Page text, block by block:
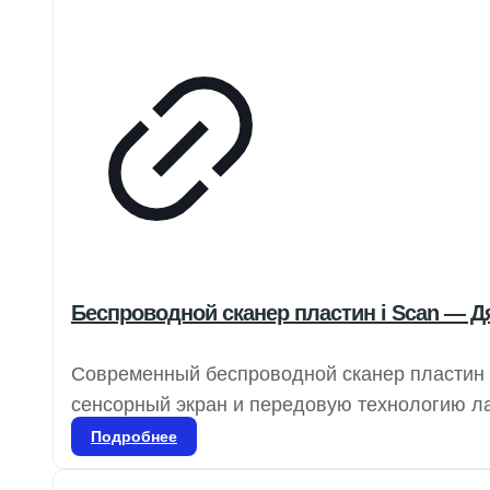
Беспроводной сканер пластин i Scan —
Современный беспроводной сканер
сенсорный экран и передовую технологию
обеспечивает исключительную четкость
Подробнее